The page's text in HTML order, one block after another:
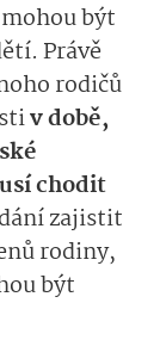
být
Právě
rodičů
v době,
chodit
zajistit
rodiny,
být